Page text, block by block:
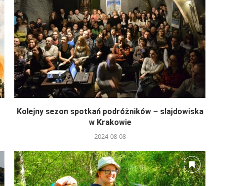
Kolejny sezon spotkań podróżników – slajdowiska
w Krakowie
2024-08-08